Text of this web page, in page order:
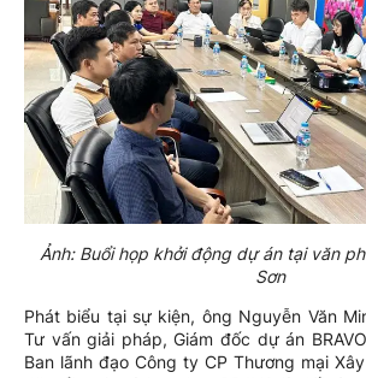
Ảnh: Buổi họp khởi động dự án tại văn
Sơn
Phát biểu tại sự kiện, ông Nguyễn Văn
Tư vấn giải pháp, Giám đốc dự án
Ban lãnh đạo Công ty CP Thương mại